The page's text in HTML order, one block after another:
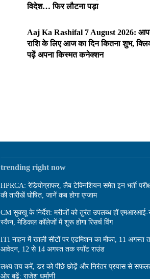
विदेश… फिर लौटना पड़ा
Aaj Ka Rashifal 7 August 2026:
राशि के लिए आज का दिन कितना शुभ,
पढ़ें अपना किस्मत कनेक्शन
trending right now
HPRCA: रेडियोग्राफर, लैब टेक्निशियन समेत इन भर्ती
की तारीखें घोषित, जानें कब होगा एग्जाम
CM सुक्खू के निर्देश: मरीजों को तुरंत उपलब्ध हों एमआरआई-
स्कैन, मेडिकल कॉलेजों में शुरू होगा रिसर्च विंग
ITI नाहन में खाली सीटों पर एडमिशन का मौका, 11 अगस्त
आवेदन, 12 से 14 अगस्त तक स्पॉट राउंड
लक्ष्य तय करें, डर को पीछे छोड़ें और निरंतर प्रयास से
ओर बढ़ें: राजेश धर्माणी